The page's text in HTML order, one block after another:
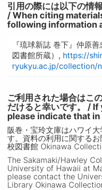
引用の際には以下の情
/ When citing
following information
『琉球新誌 巻下』仲原
図書館所蔵）, https://
ryukyu.ac.jp/collection/
ご利用された場合はこ
だけると幸いです。 /
please indicate that
阪巻・宝玲文庫はハワイ
す。資料の利用に関する
校図書館 Okinawa
The Sakamaki/Hawley
University of Hawaii at
please contact the
Library Okinawa